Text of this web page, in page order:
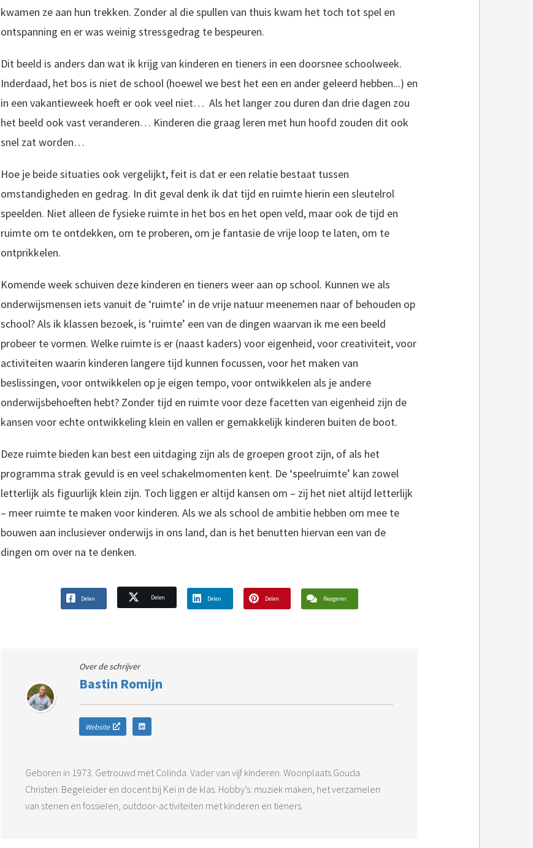
kwamen ze aan hun trekken. Zonder al die spullen van thuis kwam het toch tot spel en
ontspanning en er was weinig stressgedrag te bespeuren.
Dit beeld is anders dan wat ik krijg van kinderen en tieners in een doorsnee schoolweek.
Inderdaad, het bos is niet de school (hoewel we best het een en ander geleerd hebben...) en
in een vakantieweek hoeft er ook veel niet… Als het langer zou duren dan drie dagen zou
het beeld ook vast veranderen… Kinderen die graag leren met hun hoofd zouden dit ook
snel zat worden…
Hoe je beide situaties ook vergelijkt, feit is dat er een relatie bestaat tussen
omstandigheden en gedrag. In dit geval denk ik dat tijd en ruimte hierin een sleutelrol
speelden. Niet alleen de fysieke ruimte in het bos en het open veld, maar ook de tijd en
ruimte om te ontdekken, om te proberen, om je fantasie de vrije loop te laten, om te
ontprikkelen.
Komende week schuiven deze kinderen en tieners weer aan op school. Kunnen we als
onderwijsmensen iets vanuit de ‘ruimte’ in de vrije natuur meenemen naar of behouden op
school? Als ik klassen bezoek, is ‘ruimte’ een van de dingen waarvan ik me een beeld
probeer te vormen. Welke ruimte is er (naast kaders) voor eigenheid, voor creativiteit, voor
activiteiten waarin kinderen langere tijd kunnen focussen, voor het maken van
beslissingen, voor ontwikkelen op je eigen tempo, voor ontwikkelen als je andere
onderwijsbehoeften hebt? Zonder tijd en ruimte voor deze facetten van eigenheid zijn de
kansen voor echte ontwikkeling klein en vallen er gemakkelijk kinderen buiten de boot.
Deze ruimte bieden kan best een uitdaging zijn als de groepen groot zijn, of als het
programma strak gevuld is en veel schakelmomenten kent. De ‘speelruimte’ kan zowel
letterlijk als figuurlijk klein zijn. Toch liggen er altijd kansen om – zij het niet altijd letterlijk
– meer ruimte te maken voor kinderen. Als we als school de ambitie hebben om mee te
bouwen aan inclusiever onderwijs in ons land, dan is het benutten hiervan een van de
dingen om over na te denken.
Delen Delen Delen Delen Reageren
Over de schrijver
Bastin Romijn
Website
Geboren in 1973. Getrouwd met Colinda. Vader van vijf kinderen. Woonplaats Gouda.
Christen. Begeleider en docent bij Kei in de klas. Hobby’s: muziek maken, het verzamelen
van stenen en fossielen, outdoor-activiteiten met kinderen en tieners.